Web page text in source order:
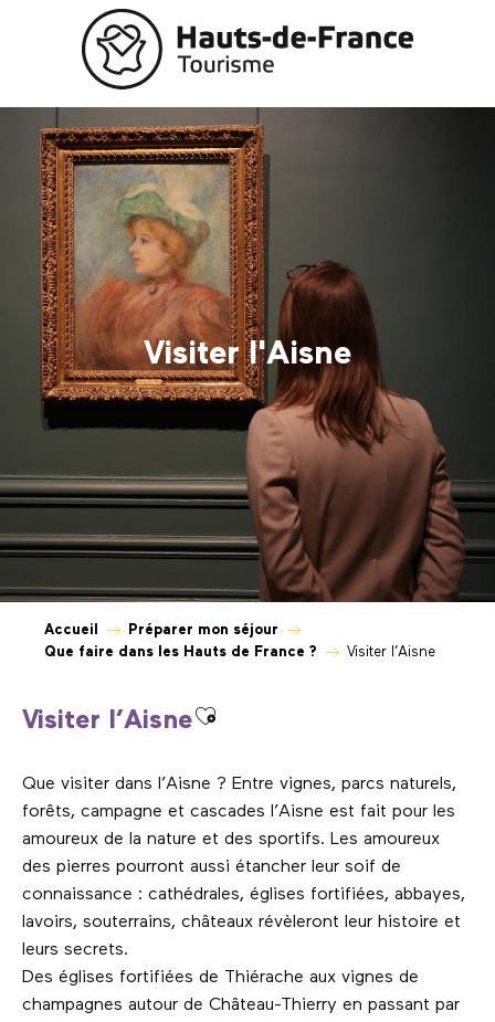
Visiter l'Aisne
Accueil
Préparer mon séjour
Que faire dans les Hauts de France ?
Visiter l’Aisne
Visiter l’AisneAjouter aux favoris
Que visiter dans l’Aisne ? Entre vignes, parcs naturels,
forêts, campagne et cascades l’Aisne est fait pour les
amoureux de la nature et des sportifs. Les amoureux
des pierres pourront aussi étancher leur soif de
connaissance : cathédrales, églises fortifiées, abbayes,
lavoirs, souterrains, châteaux révèleront leur histoire et
leurs secrets.
Des églises fortifiées de Thiérache aux vignes de
champagnes autour de Château-Thierry en passant par